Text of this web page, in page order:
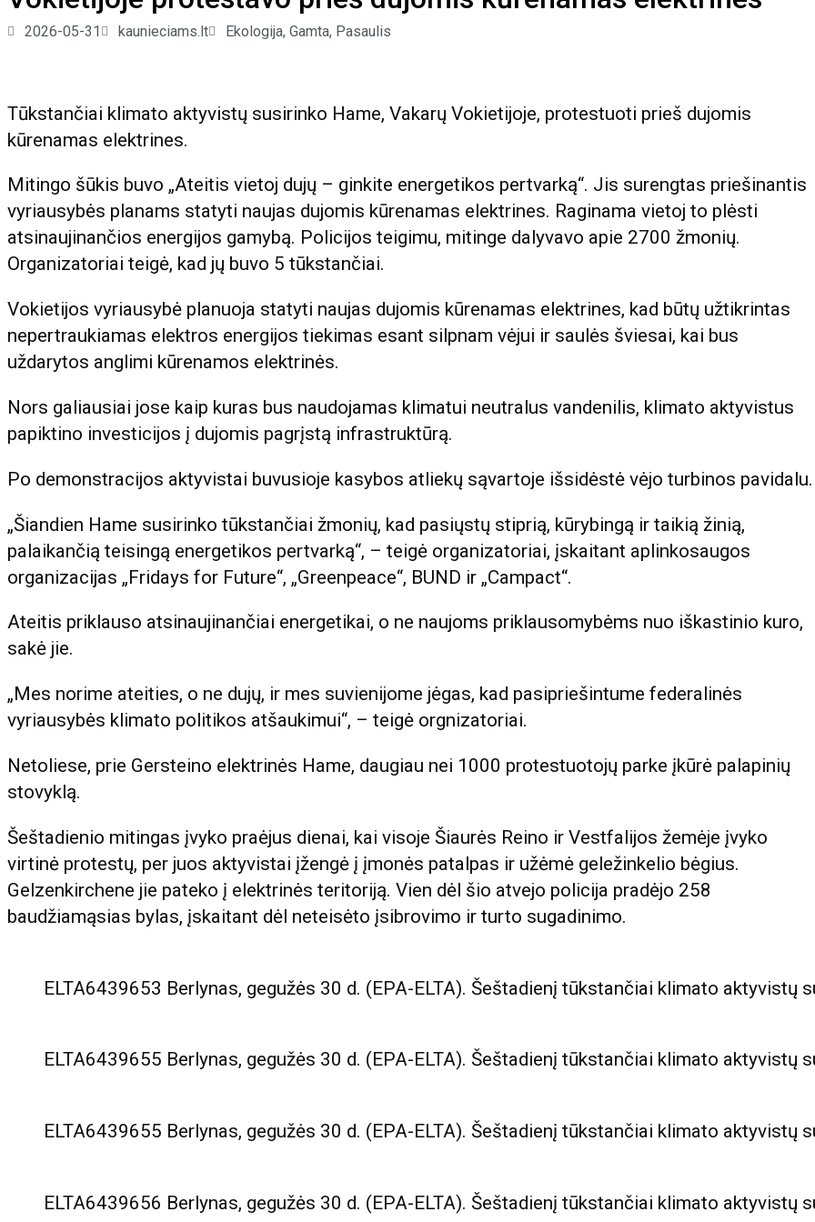
2026-05-31 kaunieciams.lt Ekologija, Gamta, Pasaulis
Tūkstančiai klimato aktyvistų susirinko Hame, Vakarų Vokietijoje, protestuoti prieš dujomis
kūrenamas elektrines.
Mitingo šūkis buvo „Ateitis vietoj dujų – ginkite energetikos pertvarką“. Jis surengtas priešinantis
vyriausybės planams statyti naujas dujomis kūrenamas elektrines. Raginama vietoj to plėsti
atsinaujinančios energijos gamybą. Policijos teigimu, mitinge dalyvavo apie 2700 žmonių.
Organizatoriai teigė, kad jų buvo 5 tūkstančiai.
Vokietijos vyriausybė planuoja statyti naujas dujomis kūrenamas elektrines, kad būtų užtikrintas
nepertraukiamas elektros energijos tiekimas esant silpnam vėjui ir saulės šviesai, kai bus
uždarytos anglimi kūrenamos elektrinės.
Nors galiausiai jose kaip kuras bus naudojamas klimatui neutralus vandenilis, klimato aktyvistus
papiktino investicijos į dujomis pagrįstą infrastruktūrą.
Po demonstracijos aktyvistai buvusioje kasybos atliekų sąvartoje išsidėstė vėjo turbinos pavidalu.
„Šiandien Hame susirinko tūkstančiai žmonių, kad pasiųstų stiprią, kūrybingą ir taikią žinią,
palaikančią teisingą energetikos pertvarką“, – teigė organizatoriai, įskaitant aplinkosaugos
organizacijas „Fridays for Future“, „Greenpeace“, BUND ir „Campact“.
Ateitis priklauso atsinaujinančiai energetikai, o ne naujoms priklausomybėms nuo iškastinio kuro,
sakė jie.
„Mes norime ateities, o ne dujų, ir mes suvienijome jėgas, kad pasipriešintume federalinės
vyriausybės klimato politikos atšaukimui“, – teigė orgnizatoriai.
Netoliese, prie Gersteino elektrinės Hame, daugiau nei 1000 protestuotojų parke įkūrė palapinių
stovyklą.
Šeštadienio mitingas įvyko praėjus dienai, kai visoje Šiaurės Reino ir Vestfalijos žemėje įvyko
virtinė protestų, per juos aktyvistai įžengė į įmonės patalpas ir užėmė geležinkelio bėgius.
Gelzenkirchene jie pateko į elektrinės teritoriją. Vien dėl šio atvejo policija pradėjo 258
baudžiamąsias bylas, įskaitant dėl ​​neteisėto įsibrovimo ir turto sugadinimo.
ELTA6439653 Berlynas, gegužės 30 d. (EPA-ELTA). Šeštadienį tūkstančiai klimato
ELTA6439655 Berlynas, gegužės 30 d. (EPA-ELTA). Šeštadienį tūkstančiai klimato
ELTA6439655 Berlynas, gegužės 30 d. (EPA-ELTA). Šeštadienį tūkstančiai klimato
ELTA6439656 Berlynas, gegužės 30 d. (EPA-ELTA). Šeštadienį tūkstančiai klimato